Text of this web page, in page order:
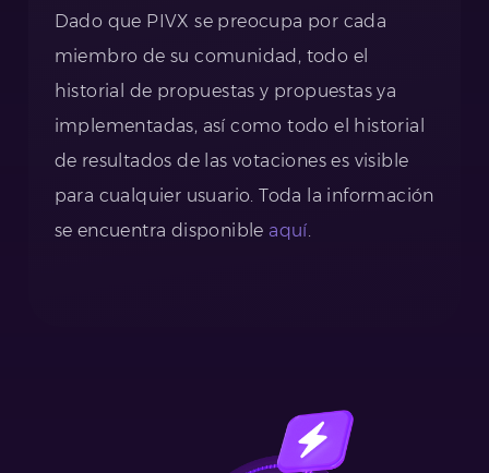
Dado que PIVX se preocupa por cada
miembro de su comunidad, todo el
historial de propuestas y propuestas ya
implementadas, así como todo el historial
de resultados de las votaciones es visible
para cualquier usuario. Toda la información
se encuentra disponible aquí.